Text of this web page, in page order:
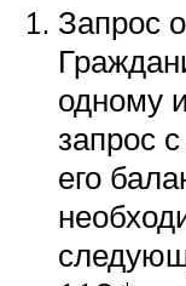
Запрос
одному
запрос
его